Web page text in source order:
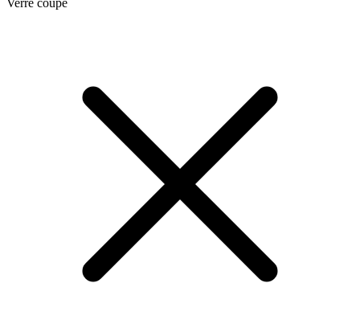
Verre coupe